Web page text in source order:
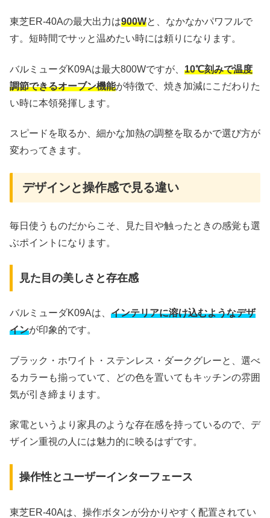
東芝ER-40Aの最大出力は900Wと、なかなかパワフルで
す。短時間でサッと温めたい時には頼りになります。
バルミューダK09Aは最大800Wですが、 10℃刻みで温度
調節できるオーブン機能が特徴で、焼き加減にこだわりた
い時に本領発揮します。
スピードを取るか、細かな加熱の調整を取るかで選び方が
変わってきます。
デザインと操作感で見る違い
毎日使うものだからこそ、見た目や触ったときの感覚も選
ぶポイントになります。
見た目の美しさと存在感
バルミューダK09Aは、 インテリアに溶け込むようなデザ
インが印象的です。
ブラック・ホワイト・ステンレス・ダークグレーと、選べ
るカラーも揃っていて、どの色を置いてもキッチンの雰囲
気が引き締まります。
家電というより家具のような存在感を持っているので、デ
ザイン重視の人には魅力的に映るはずです。
操作性とユーザーインターフェース
東芝ER-40Aは、操作ボタンが分かりやすく配置されてい